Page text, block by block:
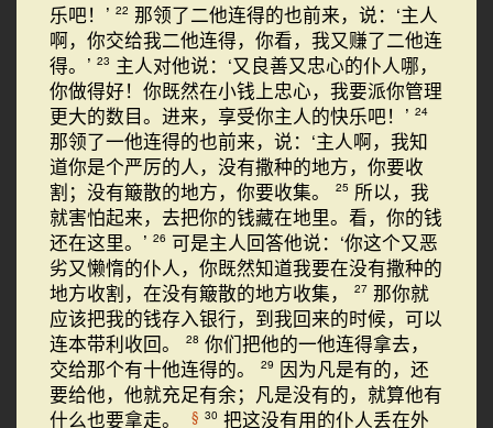
乐吧！’ 22 那领了二他连得的也前来，说：‘主人
啊，你交给我二他连得，你看，我又赚了二他连
得。’ 23 主人对他说：‘又良善又忠心的仆人哪，
你做得好！你既然在小钱上忠心，我要派你管理
更大的数目。进来，享受你主人的快乐吧！’ 24
那领了一他连得的也前来，说：‘主人啊，我知
道你是个严厉的人，没有撒种的地方，你要收
割；没有簸散的地方，你要收集。
25 所以，我
就害怕起来，去把你的钱藏在地里。看，你的钱
还在这里。’ 26 可是主人回答他说：‘你这个又恶
劣又懒惰的仆人，你既然知道我要在没有撒种的
地方收割，在没有簸散的地方收集，
27 那你就
应该把我的钱存入银行，到我回来的时候，可以
连本带利收回。
28 你们把他的一他连得拿去，
交给那个有十他连得的。
29 因为凡是有的，还
要给他，他就充足有余；凡是没有的，就算他有
什么也要拿走。
§ 30 把这没有用的仆人丢在外